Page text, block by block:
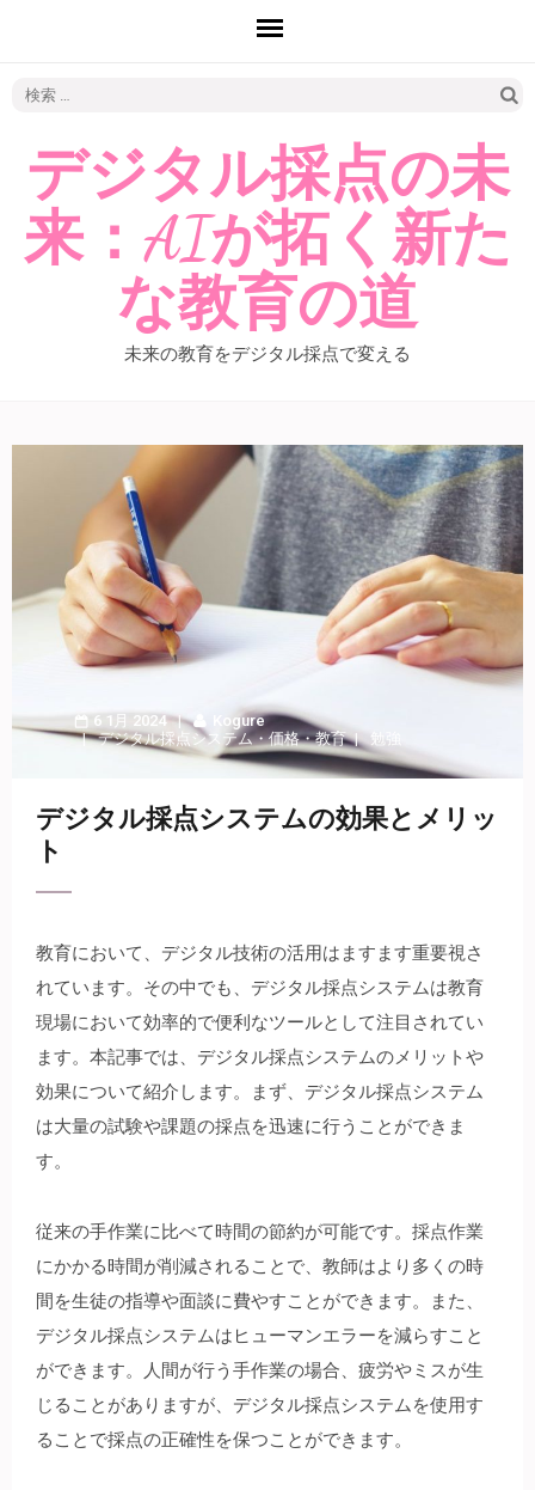
索:
デジタル採点の未
来：AIが拓く新た
な教育の道
未来の教育をデジタル採点で変える
6 1月 2024
Kogure
デジタル採点システム・価格・教育 勉強
デジタル採点システムの効果とメリッ
ト
教育において、デジタル技術の活用はますます重要視さ
れています。 その中でも、デジタル採点システムは教育
現場において効率的で便利なツールとして注目されてい
ます。本記事では、デジタル採点システムのメリットや
効果について紹介します。まず、デジタル採点システム
は大量の試験や課題の採点を迅速に行うことができま
す。
従来の手作業に比べて時間の節約が可能です。採点作業
にかかる時間が削減されることで、教師はより多くの時
間を生徒の指導や面談に費やすことができます。また、
デジタル採点システムはヒューマンエラーを減らすこと
ができます。人間が行う手作業の場合、疲労やミスが生
じることがありますが、デジタル採点システムを使用す
ることで採点の正確性を保つことができます。